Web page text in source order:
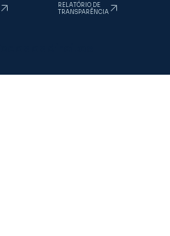
RELATÓRIO DE
TRANSPARÊNCIA